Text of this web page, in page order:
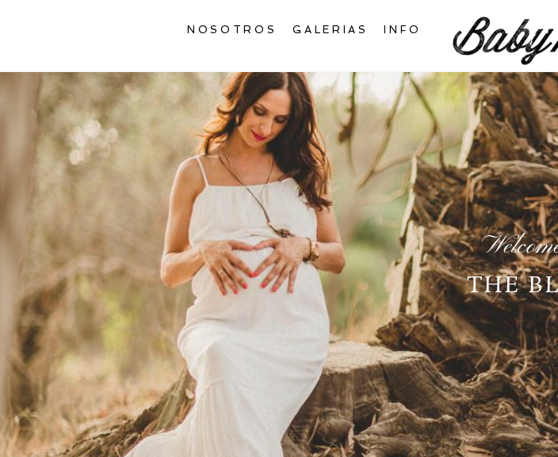
NOSOTROS GALERIAS INFO
THE